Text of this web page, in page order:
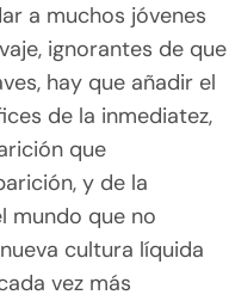
a muchos jóvenes
ignorantes de que
hay que añadir el
de la inmediatez,
que
y de la
mundo que no
cultura líquida
vez más